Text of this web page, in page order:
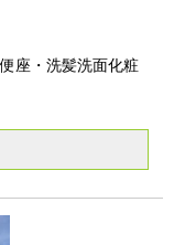
座・洗髪洗面化粧